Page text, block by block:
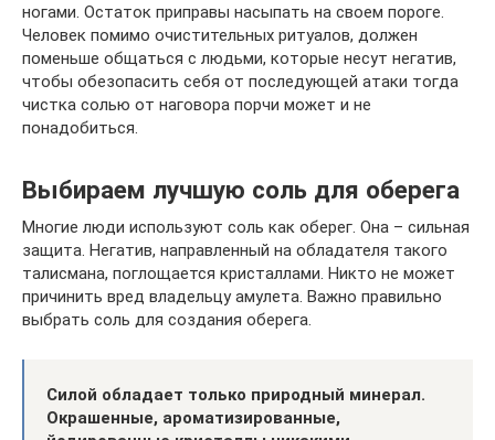
ногами. Остаток приправы насыпать на своем пороге.
Человек помимо очистительных ритуалов, должен
поменьше общаться с людьми, которые несут негатив,
чтобы обезопасить себя от последующей атаки тогда
чистка солью от наговора порчи может и не
понадобиться.
Выбираем лучшую соль для оберега
Многие люди используют соль как оберег. Она – сильная
защита. Негатив, направленный на обладателя такого
талисмана, поглощается кристаллами. Никто не может
причинить вред владельцу амулета. Важно правильно
выбрать соль для создания оберега.
Силой обладает только природный минерал.
Окрашенные, ароматизированные,